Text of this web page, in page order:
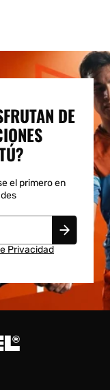
DE
el primero en
Privacidad